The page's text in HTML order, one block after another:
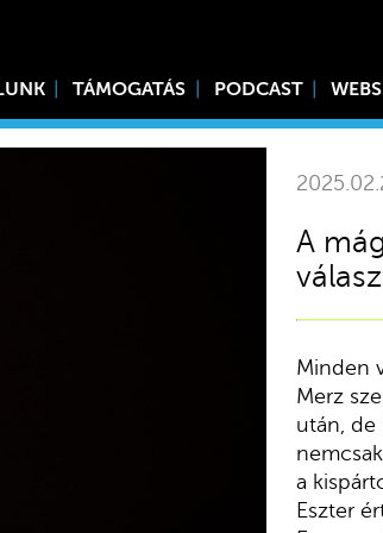
TÁMOGATÁS PODCAST
A
Minden
Merz
után, de
a
Eszter